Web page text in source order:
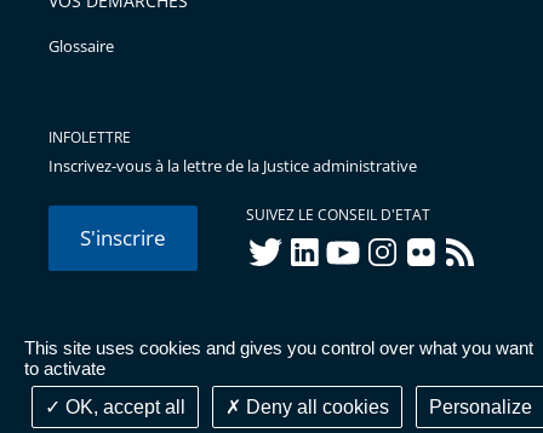
This site uses cookies and gives you control over what you want
to activate
OK, accept all
Deny all cookies Personalize
Glossaire
INFOLETTRE
Inscrivez-vous à la lettre de la Justice administrative
S'inscrire
SUIVEZ LE CONSEIL D'ETAT
twitterlinkedInyoutubeinstagram
flickr rss
© Conseil d'État 2026 - Mentions légales
Données
personnelles-Publications administratives-Accessibilité :
partiellement conforme